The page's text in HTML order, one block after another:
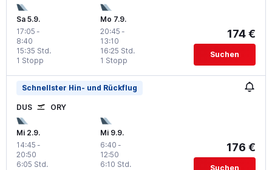
Sa 5.9.
17:05 -
8:40
1 Stopp
15:35 Std.
Mo 7.9.
20:45 -
13:10
1 Stopp
16:25 Std.
174 €
Suchen
Schnellster Hin- und Rückflug
DUS ORY
Mi 2.9.
14:45 -
20:50
6:05 Std.
Mi 9.9.
6:40 -
12:50
6:10 Std.
176 €
Suchen